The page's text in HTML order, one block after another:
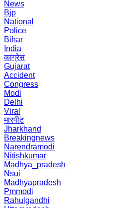
News
Bjp
National
Police
Bihar
India
कांग्रेस
Gujarat
Accident
Congress
Modi
Delhi
Viral
मारपीट
Jharkhand
Breakingnews
Narendramodi
Nitishkumar
Madhya_pradesh
Nsui
Madhyapradesh
Pmmodi
Rahulgandhi